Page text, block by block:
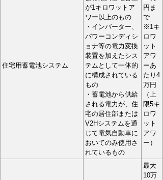
住宅用蓄電池システム
が1キロワットア
ワー以上のもの
・インバーター、
パワーコンディシ
ョナ等の電力変換
装置を加えたシス
テムとして一体的
に構成されている
もの
・蓄電池から供給
される電力が、住
宅の居住部または
V2Hシステムを通
じて電気自動車に
おいてのみ使用さ
れているもの
円ま
で
※1キ
ロワ
ット
アワ
ーあ
たり4
万円
（上
限5キ
ロワ
ット
アワ
ー）
最大
10万